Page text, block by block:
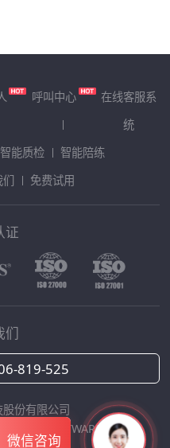
呼叫中心
在线客服系
统
智能质检
智能陪练
免费试用
证
们
819-525
份有限公司
SOFTWARE
微信咨询